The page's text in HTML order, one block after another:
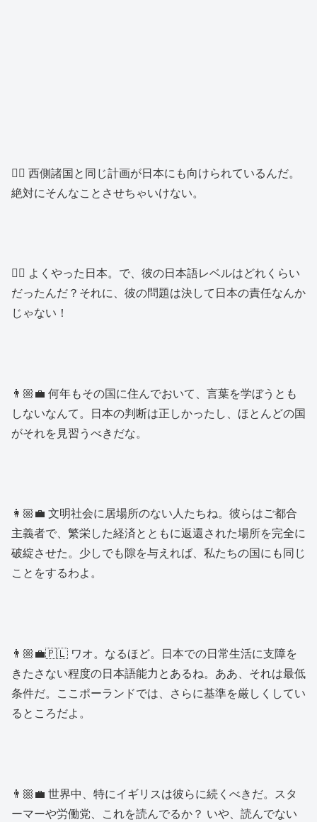
👱‍♂️ 西側諸国と同じ計画が日本にも向けられているんだ。
絶対にそんなことさせちゃいけない。
👱‍♂️ よくやった日本。で、彼の日本語レベルはどれくらい
だったんだ？それに、彼の問題は決して日本の責任なんか
じゃない！
👨🏼‍💼 何年もその国に住んでおいて、言葉を学ぼうとも
しないなんて。日本の判断は正しかったし、ほとんどの国
がそれを見習うべきだな。
👩🏼‍💼 文明社会に居場所のない人たちね。彼らはご都合
主義者で、繁栄した経済とともに返還された場所を完全に
破綻させた。少しでも隙を与えれば、私たちの国にも同じ
ことをするわよ。
👨🏼‍💼🇵🇱 ワオ。なるほど。日本での日常生活に支障を
きたさない程度の日本語能力とあるね。ああ、それは最低
条件だ。ここポーランドでは、さらに基準を厳しくしてい
るところだよ。
👨🏼‍💼 世界中、特にイギリスは彼らに続くべきだ。スタ
ーマーや労働党、これを読んでるか？ いや、読んでない